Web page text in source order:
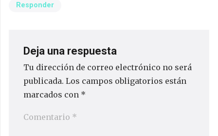
Responder
Deja una respuesta
Tu dirección de correo electrónico no será
publicada. Los campos obligatorios están
marcados con *